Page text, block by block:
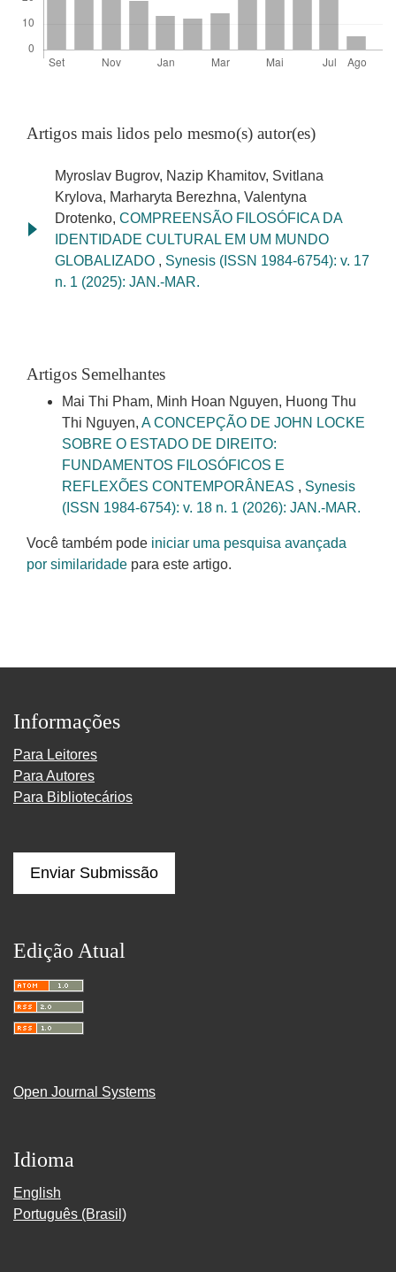
Artigos mais lidos pelo mesmo(s) autor(es)
Myroslav Bugrov, Nazip Khamitov, Svitlana
Krylova, Marharyta Berezhna, Valentyna
Drotenko, COMPREENSÃO FILOSÓFICA DA
IDENTIDADE CULTURAL EM UM MUNDO
GLOBALIZADO , Synesis (ISSN 1984-6754): v. 17
n. 1 (2025): JAN.-MAR.
Artigos Semelhantes
Mai Thi Pham, Minh Hoan Nguyen, Huong Thu
Thi Nguyen, A CONCEPÇÃO DE JOHN LOCKE
SOBRE O ESTADO DE DIREITO:
FUNDAMENTOS FILOSÓFICOS E
REFLEXÕES CONTEMPORÂNEAS , Synesis
(ISSN 1984-6754): v. 18 n. 1 (2026): JAN.-MAR.
Você também pode iniciar uma pesquisa avançada
por similaridade para este artigo.
Informações
Para Leitores
Para Autores
Para Bibliotecários
Enviar Submissão
Edição Atual
Open Journal Systems
Idioma
English
Português (Brasil)